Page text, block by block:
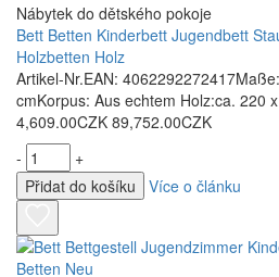
Nábytek do dětského pokoje
Bett Betten Kinderbett Jugendbett
Holzbetten Holz
Artikel-Nr.EAN:
cmKorpus: Aus echtem Holz:ca. 220
4,609.00CZK 89,752.00CZK
-
+
Přidat do košíku
Více o článku